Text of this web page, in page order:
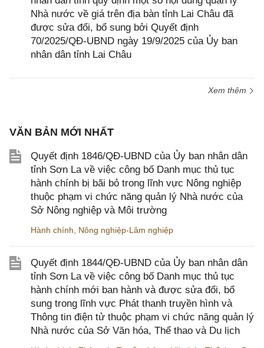
Nhà nước về giá trên địa bàn tỉnh Lai Châu đã
được sửa đổi, bổ sung bởi Quyết định
70/2025/QĐ-UBND ngày 19/9/2025 của Ủy ban
nhân dân tỉnh Lai Châu
Xem thêm
VĂN BẢN MỚI NHẤT
Quyết định 1846/QĐ-UBND của Ủy ban nhân dân
tỉnh Sơn La về việc công bố Danh mục thủ tục
hành chính bị bãi bỏ trong lĩnh vực Nông nghiệp
thuộc phạm vi chức năng quản lý Nhà nước của
Sở Nông nghiệp và Môi trường
Hành chính Nông nghiệp-Lâm nghiệp
Quyết định 1844/QĐ-UBND của Ủy ban nhân dân
tỉnh Sơn La về việc công bố Danh mục thủ tục
hành chính mới ban hành và được sửa đổi, bổ
sung trong lĩnh vực Phát thanh truyền hình và
Thông tin điện tử thuộc phạm vi chức năng quản lý
Nhà nước của Sở Văn hóa, Thể thao và Du lịch